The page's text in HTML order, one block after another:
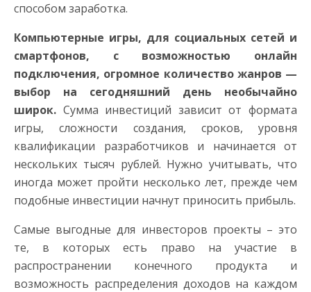
способом заработка.
Компьютерные игры, для социальных сетей и
смартфонов, с возможностью онлайн
подключения, огромное количество жанров —
выбор на сегодняшний день необычайно
широк. Сумма инвестиций зависит от формата
игры, сложности создания, сроков, уровня
квалификации разработчиков и начинается от
нескольких тысяч рублей. Нужно учитывать, что
иногда может пройти несколько лет, прежде чем
подобные инвестиции начнут приносить прибыль.
Самые выгодные для инвесторов проекты – это
те, в которых есть право на участие в
распространении конечного продукта и
возможность распределения доходов на каждом